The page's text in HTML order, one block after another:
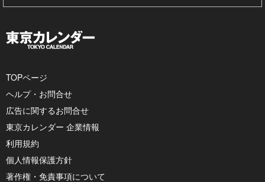
TOPページ
ヘルプ・お問合せ
広告に関するお問合せ
東京カレンダー 企業情報
利用規約
個人情報保護方針
著作権・免責事項について